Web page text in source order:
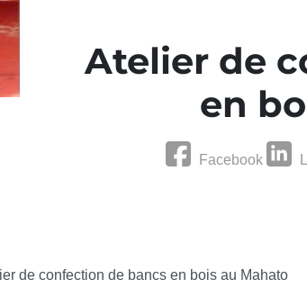
Atelier de
en
Facebook
de confection de bancs en bois au Mahato